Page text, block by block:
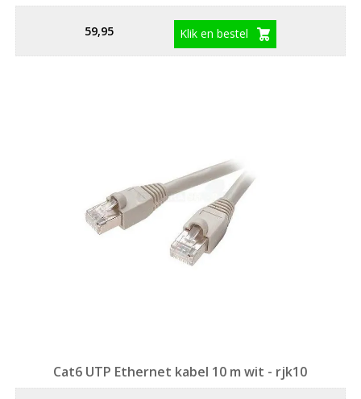
59,95 Klik en bestel
Cat6 UTP Ethernet kabel 10 m wit - rjk10